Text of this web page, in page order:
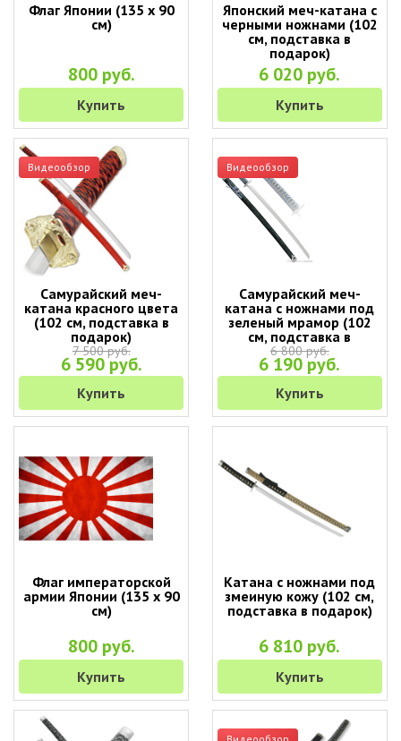
Флаг Японии (135 х 90
см)
800 руб.
Купить
Японский меч-катана с
черными ножнами (102
см, подставка в
подарок)
6 020 руб.
Купить
Видеообзор
Самурайский меч-
катана красного цвета
(102 см, подставка в
подарок)
7 500 руб.
6 590 руб.
Купить
Видеообзор
Самурайский меч-
катана с ножнами под
зеленый мрамор (102
см, подставка в
подарок)
6 800 руб.
6 190 руб.
Купить
Флаг императорской
армии Японии (135 х 90
см)
800 руб.
Купить
Катана с ножнами под
змеиную кожу (102 см,
подставка в подарок)
6 810 руб.
Купить